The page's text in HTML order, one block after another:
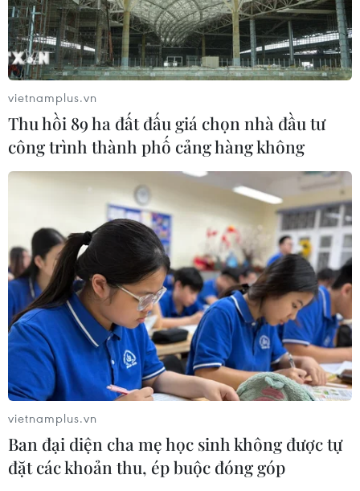
Nhật Bản thúc đẩy phát triển lò phản
ứng modul cỡ nhỏ
Mỹ mở rộng hỗ trợ Nhật Bản bảo vệ
đồng yen nhằm ổn định kinh tế châu
05/08/2026 04:26
Trung Quốc tăng cường trấn áp tội
phạm có tổ chức
04/08/2026 14:24
Điều gì chờ đợi đồng yen sau cái bắt
tay giữa Mỹ-Nhật?
vietnamplus.vn
Thu hồi 89 ha đất đấu giá chọn nhà đầu tư
công trình thành phố cảng hàng không
vietnamplus.vn
Ban đại diện cha mẹ học sinh không được tự
đặt các khoản thu, ép buộc đóng góp